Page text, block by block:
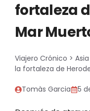
fortaleza
Mar
Viajero Crónico > Asia
la fortaleza de
Tomàs Garcia 5